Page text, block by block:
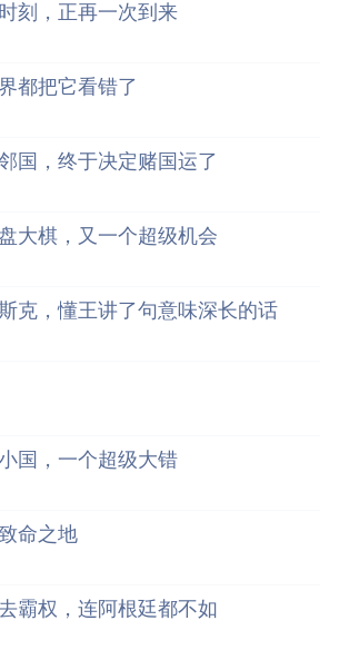
刻，正再一次到来
都把它看错了
国，终于决定赌国运了
大棋，又一个超级机会
克，懂王讲了句意味深长的话
国，一个超级大错
命之地
霸权，连阿根廷都不如